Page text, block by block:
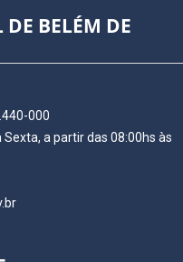
BELÉM DE
000
a partir das 08:00hs às